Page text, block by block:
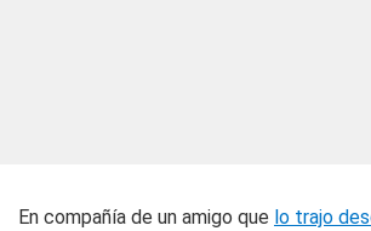
En compañía de un amigo que lo trajo